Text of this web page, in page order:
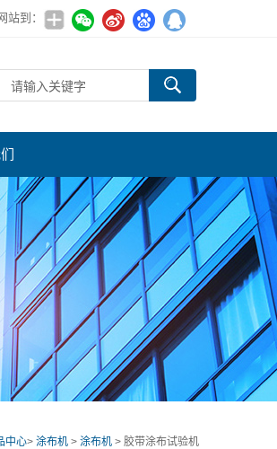
站到：
中心> 涂布机 > 涂布机 > 胶带涂布试验机